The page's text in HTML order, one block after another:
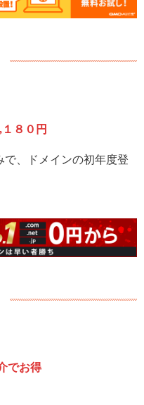
１８０円
で、ドメインの初年度登
でお得